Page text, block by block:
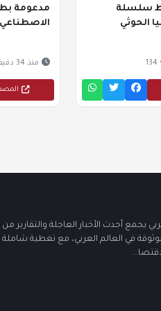
سلسلة
الحوثي
134
مدعومة
الاصطناعي
منذ 34 دقيقة
يجمع أحدث الأخبار العاجلة والتقارير من
في العالم العربي، مع تغطية شاملة